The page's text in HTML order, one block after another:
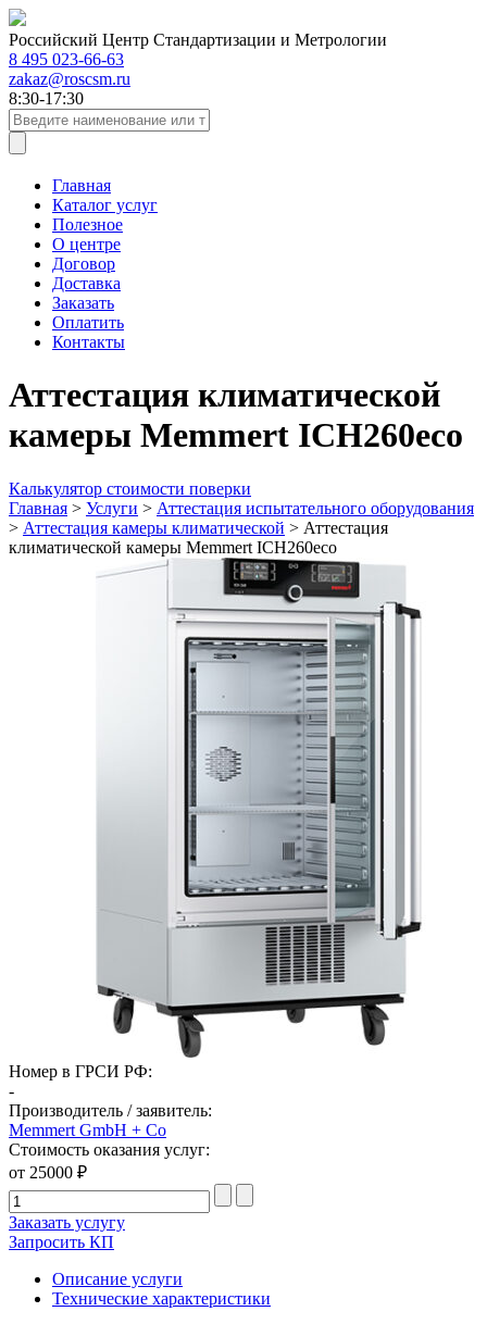
Российский Центр Стандартизации и Метрологии
8 495 023-66-63
zakaz@roscsm.ru
8:30-17:30
Главная
Каталог услуг
Полезное
О центре
Договор
Доставка
Заказать
Оплатить
Контакты
Аттестация климатической
камеры Memmert ICH260eco
Калькулятор стоимости поверки
Главная > Услуги > Аттестация испытательного оборудования
> Аттестация камеры климатической > Аттестация
климатической камеры Memmert ICH260eco
Номер в ГРСИ РФ:
-
Производитель / заявитель:
Memmert GmbH + Co
Стоимость оказания услуг:
от 25000 ₽
Заказать услугу
Запросить КП
Описание услуги
Технические характеристики